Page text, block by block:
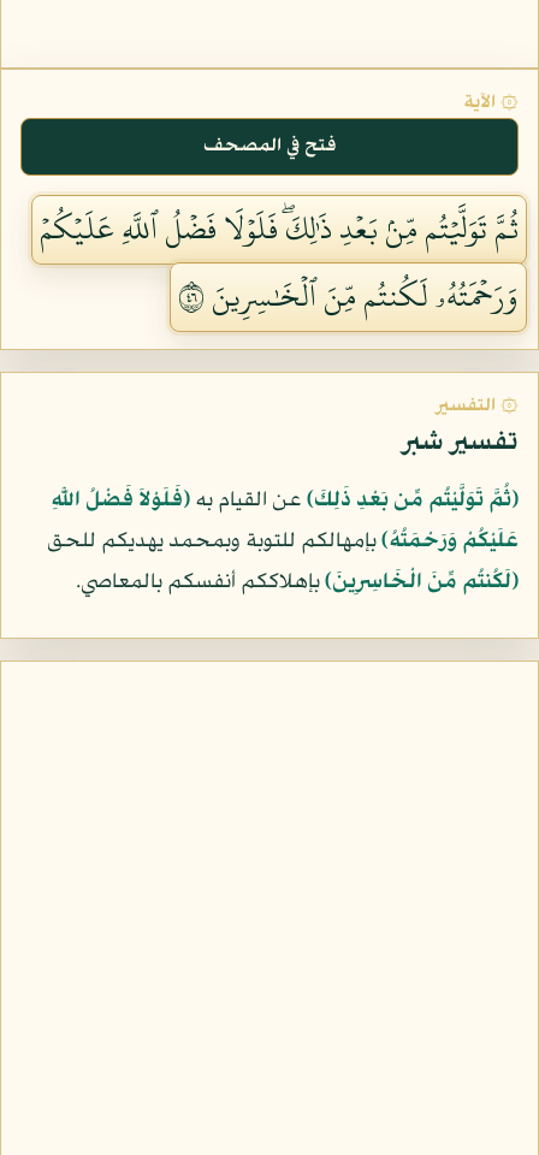
۞ الآية
فتح في المصحف
ثُمَّ تَوَلَّيۡتُم مِّنۢ بَعۡدِ ذَٰلِكَۖ فَلَوۡلَا فَضۡلُ ٱللَّهِ عَلَيۡكُمۡ
وَرَحۡمَتُهُۥ لَكُنتُم مِّنَ ٱلۡخَٰسِرِينَ ٦٤
۞ التفسير
تفسير شبر
﴿ثُمَّ تَوَلَّيْتُم مِّن بَعْدِ ذَلِكَ﴾عن القيام به﴿فَلَوْلاَ فَضْلُ اللَّهِ
عَلَيْكُمْ وَرَحْمَتُهُ﴾بإمهالكم للتوبة وبمحمد يهديكم للحق
﴿لَكُنتُم مِّنَ الْخَاسِرِينَ﴾بإهلاككم أنفسكم بالمعاصي.